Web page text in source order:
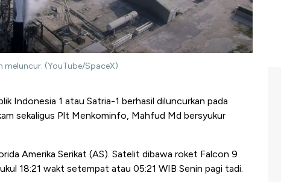
meluncur. (YouTube/SpaceX)
Indonesia 1 atau Satria-1 berhasil diluncurkan pada
sekaligus Plt Menkominfo, Mahfud Md bersyukur
Amerika Serikat (AS). Satelit dibawa roket Falcon 9
18:21 wakt setempat atau 05:21 WIB Senin pagi tadi.